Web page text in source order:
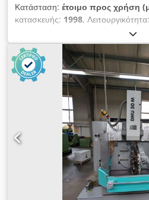
Κατάσταση: έτοιμο προς χρήση
κατασκευής: 1998, Λειτουργικότητα:
,
διαδρομή άξονα Z:400 χιλ.,
μήκος τραπεζιού:500 χιλ., Χωρίς
πώληση στην υψηλότερη προσφορά!
χειροκίνητα περιστρεφόμενο και
μηχανής! ΤΕΧΝΙΚΑ ΣΤΟΙΧΕΙΑ
άξονας: 500 mm y-άξονας: 400
z-άξονας: 400 mm Τραπέζι
mm Άτρακτος Υποδοχή εργαλείου:
ατράκτου: 20 - 4.500 σ.α.λ. Ισχύς
Τροφοδοσίες Τροφοδοσίες: 5.000
Heidenhain TNC 124
Συνολική απαιτούμενη ισχύς: 13
2.800 kg Απαιτούμενος χώρος: